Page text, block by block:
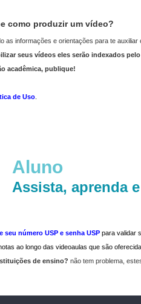
como produzir um vídeo?
as informações e orientações para te
seus vídeos eles serão indexados pelo
acadêmica, publique!
de Uso
Aluno
Assista, aprenda
seu número USP e senha USP para validar
ao longo das videoaulas que são
de ensino? não tem problema,